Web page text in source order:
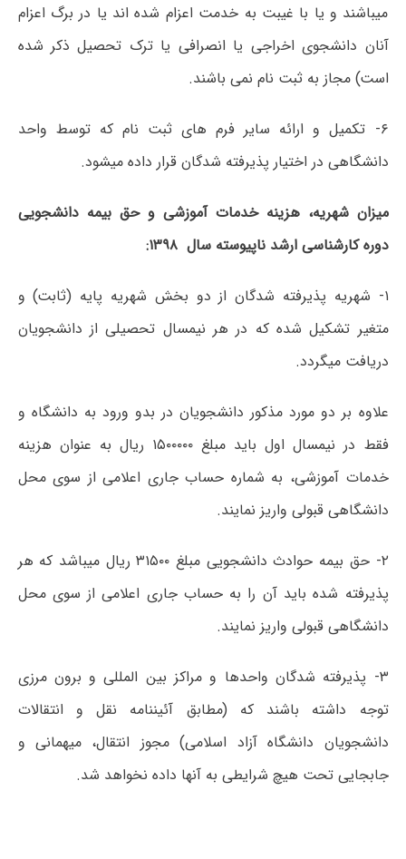
میباشند و یا با غیبت به خدمت اعزام شده اند یا در برگ اعزام
آنان دانشجوی اخراجی یا انصرافی یا ترک تحصیل ذکر شده
است) مجاز به ثبت نام نمی باشند.
۶- تکمیل و ارائه سایر فرم های ثبت نام که توسط واحد
دانشگاهی در اختیار پذیرفته شدگان قرار داده میشود.
میزان شهریه، هزینه خدمات آموزشی و حق بیمه دانشجویی
دوره کارشناسی ارشد ناپیوسته سال ۱۳۹۸:
۱- شهریه پذیرفته شدگان از دو بخش شهریه پایه (ثابت) و
متغیر تشکیل شده که در هر نیمسال تحصیلی از دانشجویان
دریافت میگردد.
علاوه بر دو مورد مذکور دانشجویان در بدو ورود به دانشگاه و
فقط در نیمسال اول باید مبلغ ۱۵۰۰۰۰۰ ریال به عنوان هزینه
خدمات آموزشی، به شماره حساب جاری اعلامی از سوی محل
دانشگاهی قبولی واریز نمایند.
۲- حق بیمه حوادث دانشجویی مبلغ ۳۱۵۰۰ ریال میباشد که هر
پذیرفته شده باید آن را به حساب جاری اعلامی از سوی محل
دانشگاهی قبولی واریز نمایند.
۳- پذیرفته شدگان واحدها و مراکز بین المللی و برون مرزی
توجه داشته باشند که (مطابق آئیننامه نقل و انتقالات
دانشجویان دانشگاه آزاد اسلامی) مجوز انتقال، میهمانی و
جابجایی تحت هیچ شرایطی به آنها داده نخواهد شد.